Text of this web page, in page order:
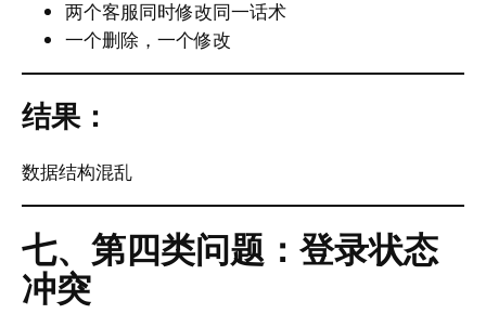
两个客服同时修改同一话术
一个删除，一个修改
结果：
数据结构混乱
七、第四类问题：登录状态
冲突